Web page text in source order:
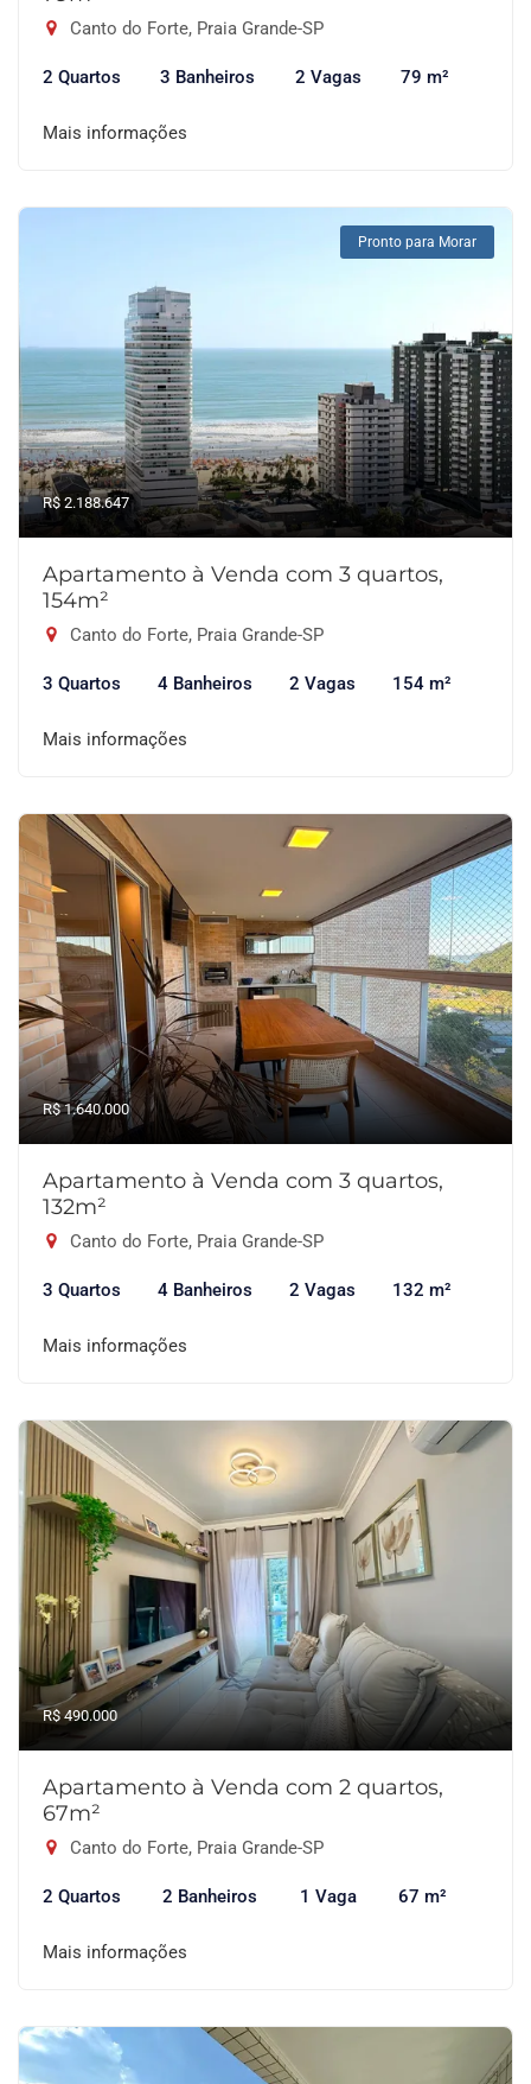
Canto do Forte, Praia Grande-SP
2 Quartos 3 Banheiros 2 Vagas 79 m²
Mais informações
Pronto para Morar
R$ 2.188.647
Apartamento à Venda com 3 quartos,
154m²
Canto do Forte, Praia Grande-SP
3 Quartos 4 Banheiros 2 Vagas 154 m²
Mais informações
R$ 1.640.000
Apartamento à Venda com 3 quartos,
132m²
Canto do Forte, Praia Grande-SP
3 Quartos 4 Banheiros 2 Vagas 132 m²
Mais informações
R$ 490.000
Apartamento à Venda com 2 quartos,
67m²
Canto do Forte, Praia Grande-SP
2 Quartos 2 Banheiros 1 Vaga 67 m²
Mais informações